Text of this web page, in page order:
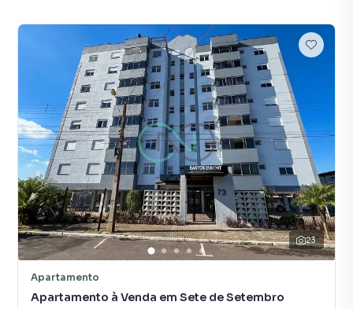
23
Apartamento
Apartamento à Venda em Sete de Setembro